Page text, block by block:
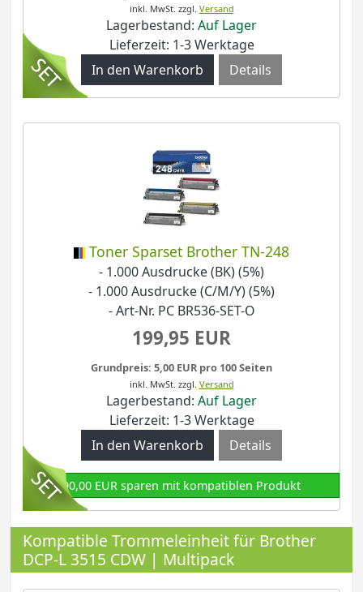
inkl. MwSt. zzgl. Versand
Lagerbestand: Auf Lager
Lieferzeit: 1-3 Werktage
Details
Toner Sparset Brother TN-248
- 1.000 Ausdrucke (BK) (5%)
- 1.000 Ausdrucke (C/M/Y) (5%)
- Art-Nr. PC BR536-SET-O
199,95 EUR
Grundpreis: 5,00 EUR pro 100 Seiten
inkl. MwSt. zzgl. Versand
Lagerbestand: Auf Lager
Lieferzeit: 1-3 Werktage
Details
90,00 EUR sparen mit kompatiblen Produkt
Kompatible Trommeleinheit für Brother
DCP-L 3515 CDW | Multipack